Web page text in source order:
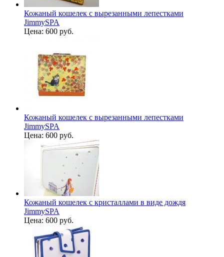
Кожаный кошелек с вырезанными лепестками
JimmySPA
Цена: 600 руб.
Кожаный кошелек с вырезанными лепестками
JimmySPA
Цена: 600 руб.
Кожаный кошелек с кристаллами в виде дождя
JimmySPA
Цена: 600 руб.